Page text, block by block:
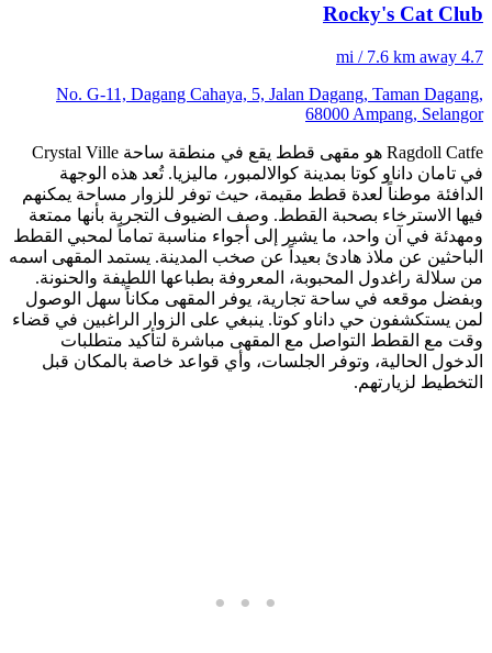
Rocky's Cat Club
4.7 mi / 7.6 km away
No. G-11, Dagang Cahaya, 5, Jalan Dagang, Taman Dagang,
68000 Ampang, Selangor
‏Ragdoll Catfe هو مقهى قطط يقع في منطقة ساحة Crystal Ville
في تامان داناو كوتا بمدينة كوالالمبور، ماليزيا. تُعد هذه الوجهة
الدافئة موطناً لعدة قطط مقيمة، حيث توفر للزوار مساحة يمكنهم
فيها الاسترخاء بصحبة القطط. وصف الضيوف التجربة بأنها ممتعة
ومهدئة في آن واحد، ما يشير إلى أجواء مناسبة تماماً لمحبي القطط
الباحثين عن ملاذ هادئ بعيداً عن صخب المدينة. يستمد المقهى اسمه
من سلالة راغدول المحبوبة، المعروفة بطباعها اللطيفة والحنونة.
وبفضل موقعه في ساحة تجارية، يوفر المقهى مكاناً سهل الوصول
لمن يستكشفون حي داناو كوتا. ينبغي على الزوار الراغبين في قضاء
وقت مع القطط التواصل مع المقهى مباشرة لتأكيد متطلبات
الدخول الحالية، وتوفر الجلسات، وأي قواعد خاصة بالمكان قبل
التخطيط لزيارتهم.